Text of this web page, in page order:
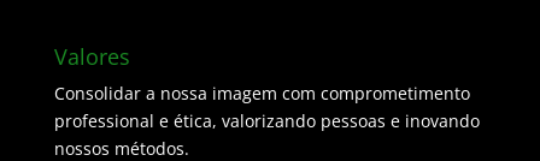
Valores
Consolidar a nossa imagem com comprometimento
professional e ética, valorizando pessoas e inovando
nossos métodos.